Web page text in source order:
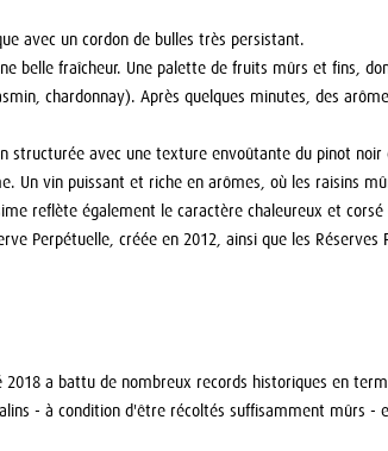
avec un cordon de bulles très persistant.
belle fraîcheur. Une palette de fruits mûrs et fins,
chardonnay). Après quelques minutes, des
structurée avec une texture envoûtante du pinot
Un vin puissant et riche en arômes, où les raisins
reflète également le caractère chaleureux et
Perpétuelle, créée en 2012, ainsi que les
a battu de nombreux records historiques en
- à condition d'être récoltés suffisamment mûrs